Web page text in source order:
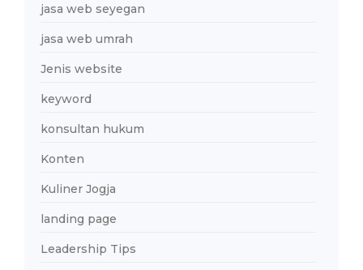
jasa web seyegan
jasa web umrah
Jenis website
keyword
konsultan hukum
Konten
Kuliner Jogja
landing page
Leadership Tips